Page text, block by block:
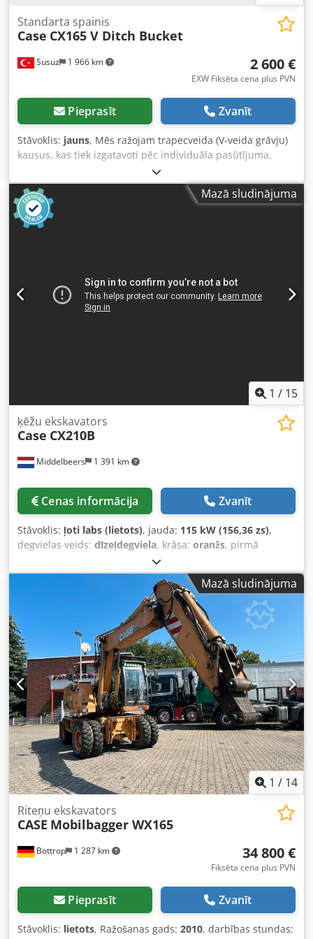
Susuz 1 966 km
Standarta spainis
Case CX165 V Ditch Bucket
2 600 €
EXW Fiksēta cena plus PVN
Pieprasīt Zvanīt
Stāvoklis: jauns, Mēs ražojam trapecveida (V-veida grāvju)
kausus, kas tiek izgatavoti pēc individuāla pasūtījuma,
pielāgojot tieši jūsu kanāla izmēriem. Dcsdpjwn E A Hsfx Ai
Eek
Mazā sludinājuma
1 / 15
Middelbeers 1 391 km
ķēžu ekskavators
Case CX210B
Cenas informācija Zvanīt
Stāvoklis: ļoti labs (lietots), jauda: 115 kW (156,36 zs),
degvielas veids: dīzeļdegviela, krāsa: oranžs, pirmā
, Ražošanas gads:
stundas:15 109 h, Vispārīga informācija Modeļa gads: 2012
Sērijas numurs: DCH210R5NCEAH2500 Tehniskā
informācija Cilindru skaits: 4 Tukšsvara: 22 600 kg
Funkcionāli Darba platums: 300 cm CE marķējums: jā
Stāvoklis Tehniskais stāvoklis: ļoti labs Dcjdpfxsy En Nde Ai
Eok Vizuālais stāvoklis: ļoti labs Finanšu informācija Cena:
pēc pieprasījuma Garantija Garantija: no pirmās rokas,
pilna servisa vēsture, uzreiz gatavs darbam! - 80 %
kāpurķēžu šasija - Iekļauti 3 kausi: 1300 mm, 450 mm un
2000 mm grāvju tīrīšanas kauss - Papildus iespējama
2021.gada TOPCON 3D sistēma
Mazā sludinājuma
1 / 14
Bottrop 1 287 km
Riteņu ekskavators
CASE Mobilbagger WX165
34 800 €
Fiksēta cena plus PVN
Pieprasīt Zvanīt
Stāvoklis: lietots, Ražošanas gads: 2010, darbības stundas: